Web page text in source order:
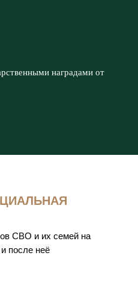
наградами от
СВО и их семей на
после неё